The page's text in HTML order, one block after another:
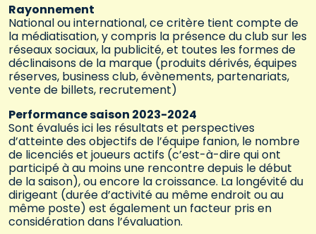
Rayonnement
National ou international, ce critère tient compte de
la médiatisation, y compris la présence du club sur les
réseaux sociaux, la publicité, et toutes les formes de
déclinaisons de la marque (produits dérivés, équipes
réserves, business club, évènements, partenariats,
vente de billets, recrutement)
Performance saison 2023-2024
Sont évalués ici les résultats et perspectives
d’atteinte des objectifs de l’équipe fanion, le nombre
de licenciés et joueurs actifs (c’est-à-dire qui ont
participé à au moins une rencontre depuis le début
de la saison), ou encore la croissance. La longévité du
dirigeant (durée d’activité au même endroit ou au
même poste) est également un facteur pris en
considération dans l’évaluation.